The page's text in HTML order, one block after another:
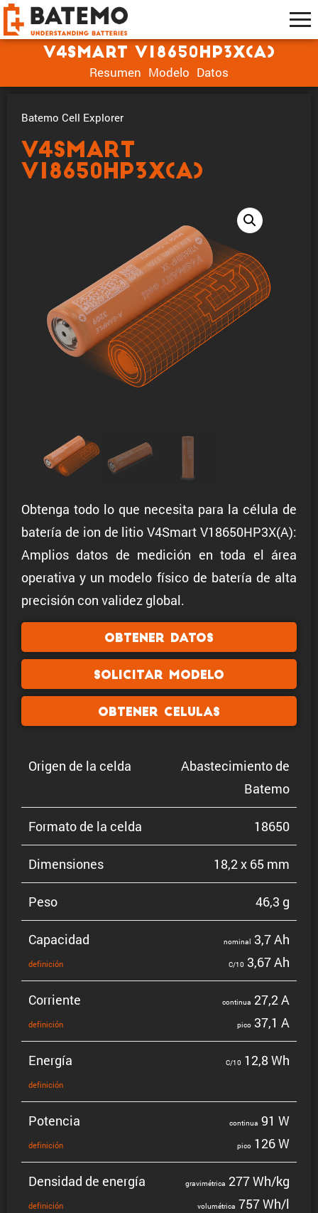
V4Smart V18650HP3X(A)
Resumen Modelo Datos
Batemo Cell Explorer
V4Smart
V18650HP3X(A)
Obtenga todo lo que necesita para la célula de
batería de ion de litio V4Smart V18650HP3X(A):
Amplios datos de medición en toda el área
operativa y un modelo físico de batería de alta
precisión con validez global.
Obtener datos
Solicitar modelo
Obtener celulas
Origen de la celda
Abaste­ci­miento de
Batemo
Formato de la celda 18650
Dimen­siones 18,2 x 65 mm
Peso 46,3 g
Capacidad
defini­ción
nominal 3,7 Ah
C/10 3,67 Ah
Corriente
defini­ción
continua 27,2 A
pico 37,1 A
Energía
defini­ción
C/10 12,8 Wh
Potencia
defini­ción
continua 91 W
pico 126 W
Densidad de energía
defini­ción
gravi­mé­trica 277 Wh/kg
volumé­trica 757 Wh/l